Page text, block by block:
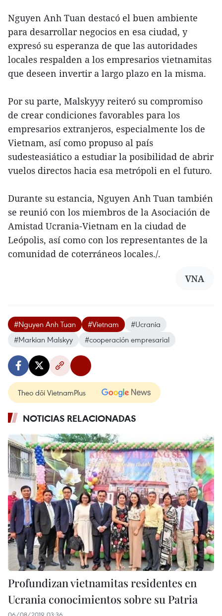
Nguyen Anh Tuan destacó el buen ambiente
para desarrollar negocios en esa ciudad, y
expresó su esperanza de que las autoridades
locales respalden a los empresarios vietnamitas
que deseen invertir a largo plazo en la misma.
Por su parte, Malskyyy reiteró su compromiso
de crear condiciones favorables para los
empresarios extranjeros, especialmente los de
Vietnam, así como propuso al país
sudesteasiático a estudiar la posibilidad de abrir
vuelos directos hacia esa metrópoli en el futuro.
Durante su estancia, Nguyen Anh Tuan también
se reunió con los miembros de la Asociación de
Amistad Ucrania-Vietnam en la ciudad de
Leópolis, así como con los representantes de la
comunidad de coterráneos locales./.
VNA
#Nguyen Anh Tuan #Vietnam
#Ucrania
#Markian Malskyy
#cooperación empresarial
Theo dõi VietnamPlus
NOTICIAS RELACIONADAS
Profundizan vietnamitas residentes en
Ucrania conocimientos sobre su Patria